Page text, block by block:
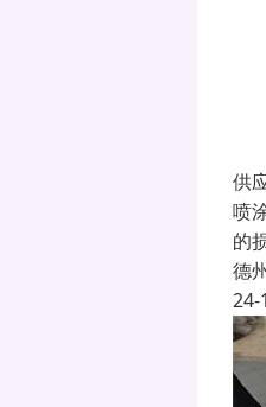
供
喷
的
德
24-